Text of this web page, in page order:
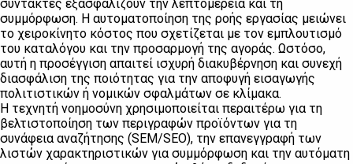
συντάκτες εξασφαλίζουν την λεπτομέρεια και τη
συμμόρφωση. Η αυτοματοποίηση της ροής εργασίας μειώνει
το χειροκίνητο κόστος που σχετίζεται με τον εμπλουτισμό
του καταλόγου και την προσαρμογή της αγοράς. Ωστόσο,
αυτή η προσέγγιση απαιτεί ισχυρή διακυβέρνηση και συνεχή
διασφάλιση της ποιότητας για την αποφυγή εισαγωγής
πολιτιστικών ή νομικών σφαλμάτων σε κλίμακα.
Η τεχνητή νοημοσύνη χρησιμοποιείται περαιτέρω για τη
βελτιστοποίηση των περιγραφών προϊόντων για τη
συνάφεια αναζήτησης (SEM/SEO), την επανεγγραφή των
λιστών χαρακτηριστικών για συμμόρφωση και την αυτόματη